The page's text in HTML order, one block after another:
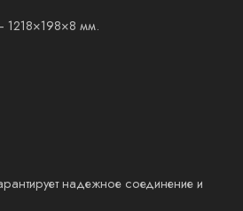
1218×198×8 мм.
надежное соединение и